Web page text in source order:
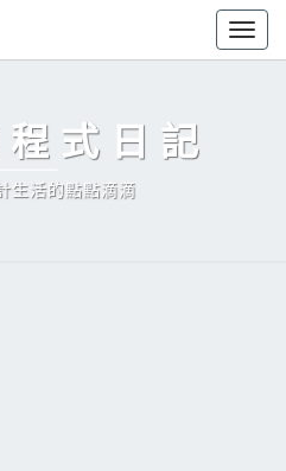
式日記
生活的點點滴滴